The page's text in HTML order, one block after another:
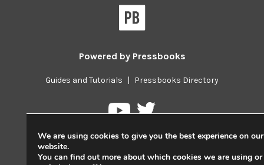
Powered by Pressbooks
Guides and Tutorials | Pressbooks Directory
Pressbooks
YouTube
Pressbooks
Twitter
We are using cookies to give you the best experience on our
website.
You can find out more about which cookies we are using or